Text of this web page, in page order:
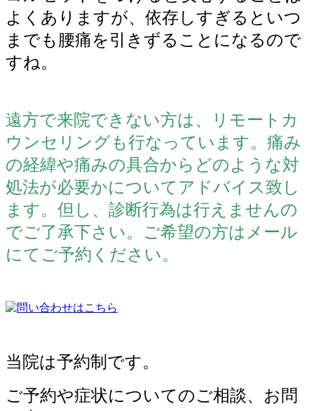
よくありますが、依存しすぎるといつ
までも腰痛を引きずることになるので
すね。
遠方で来院できない方は、リモートカ
ウンセリングも行なっています。痛み
の経緯や痛みの具合からどのような対
処法が必要かについてアドバイス致し
ます。但し、診断行為は行えませんの
でご了承下さい。ご希望の方はメール
にてご予約ください。
当院は予約制です。
ご予約や症状についてのご相談、 お問